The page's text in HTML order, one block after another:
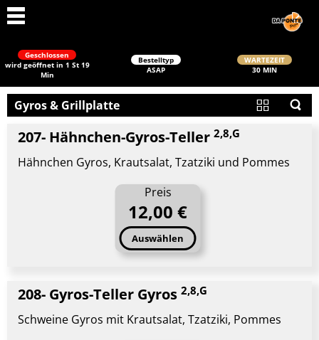
Geschlossen
wird geöffnet in 1 St 19
Min
Bestelltyp
ASAP
WARTEZEIT
30 MIN
Gyros & Grillplatte
207- Hähnchen-Gyros-Teller 2,8,G
Hähnchen Gyros, Krautsalat, Tzatziki und Pommes
Preis
12,00 €
Auswählen
208- Gyros-Teller Gyros 2,8,G
Schweine Gyros mit Krautsalat, Tzatziki, Pommes